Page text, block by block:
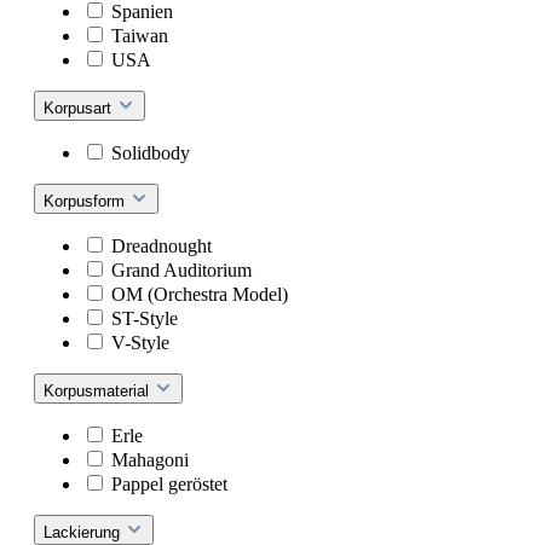
Spanien
Taiwan
USA
Korpusart
Solidbody
Korpusform
Dreadnought
Grand Auditorium
OM (Orchestra Model)
ST-Style
V-Style
Korpusmaterial
Erle
Mahagoni
Pappel geröstet
Lackierung